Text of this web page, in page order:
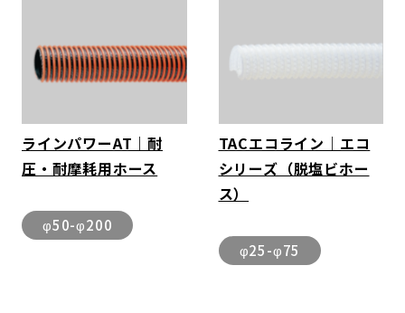
ラインパワーAT｜耐
圧・耐摩耗用ホース
φ50-φ200
TACエコライン｜エコ
シリーズ（脱塩ビホー
ス）
φ25-φ75